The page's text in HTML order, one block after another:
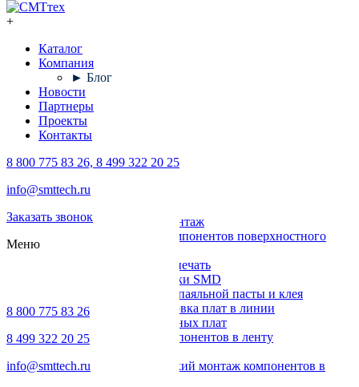
+
Каталог
Компания
► Блог
Новости
Партнеры
Проекты
Контакты
8 800 775 83 26, 8 499 322 20 25
info@smttech.ru
Заказать звонок
Меню
8 800 775 83 26
8 499 322 20 25
info@smttech.ru
Поверхностный монтаж
Установка компонентов поверхностного
Трафаретная печать
Печи для пайки SMD
Дозирование паяльной пасты и клея
Транспортировка плат в линии
Ремонт печатных плат
Упаковка компонентов в ленту
Автоматический монтаж компонентов в